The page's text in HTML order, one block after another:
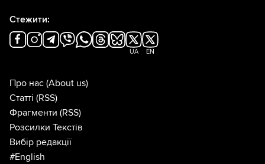
Стежити:
UA EN
Про нас (About us)
Статті (RSS)
Фрагменти (RSS)
Розсилки Текстів
Вибір редакції
#English